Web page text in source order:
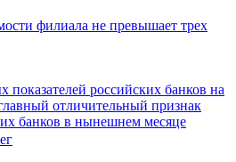
показателей российских банков на
отличительный признак
банков в нынешнем месяце